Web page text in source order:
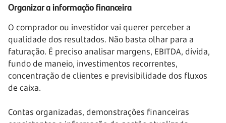
Organizar a informação financeira
O comprador ou investidor vai querer perceber a
qualidade dos resultados. Não basta olhar para a
faturação. É preciso analisar margens, EBITDA, dívida,
fundo de maneio, investimentos recorrentes,
concentração de clientes e previsibilidade dos fluxos
de caixa.
Contas organizadas, demonstrações financeiras